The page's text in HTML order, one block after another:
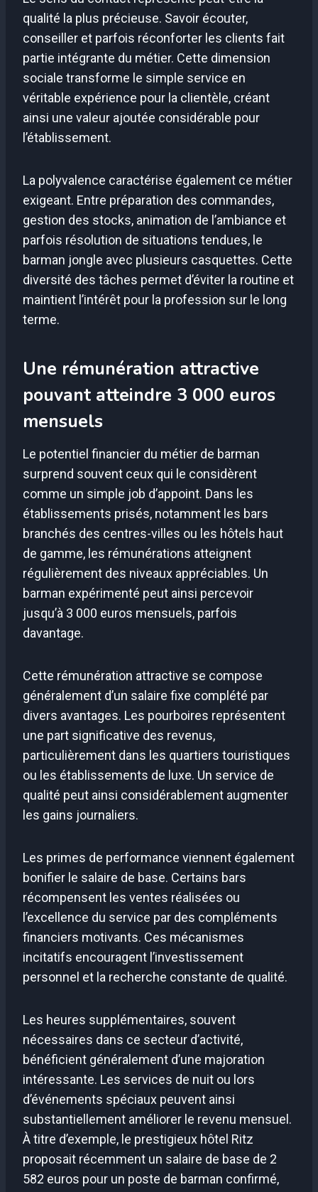
qualité la plus précieuse. Savoir écouter,
conseiller et parfois réconforter les clients fait
partie intégrante du métier. Cette dimension
sociale transforme le simple service en
véritable expérience pour la clientèle, créant
ainsi une valeur ajoutée considérable pour
l’établissement.
La polyvalence caractérise également ce métier
exigeant. Entre préparation des commandes,
gestion des stocks, animation de l’ambiance et
parfois résolution de situations tendues, le
barman jongle avec plusieurs casquettes. Cette
diversité des tâches permet d’éviter la routine et
maintient l’intérêt pour la profession sur le long
terme.
Une rémunération attractive
pouvant atteindre 3 000 euros
mensuels
Le potentiel financier du métier de barman
surprend souvent ceux qui le considèrent
comme un simple job d’appoint. Dans les
établissements prisés, notamment les bars
branchés des centres-villes ou les hôtels haut
de gamme, les rémunérations atteignent
régulièrement des niveaux appréciables. Un
barman expérimenté peut ainsi percevoir
jusqu’à 3 000 euros mensuels, parfois
davantage.
Cette rémunération attractive se compose
généralement d’un salaire fixe complété par
divers avantages. Les pourboires représentent
une part significative des revenus,
particulièrement dans les quartiers touristiques
ou les établissements de luxe. Un service de
qualité peut ainsi considérablement augmenter
les gains journaliers.
Les primes de performance viennent également
bonifier le salaire de base. Certains bars
récompensent les ventes réalisées ou
l’excellence du service par des compléments
financiers motivants. Ces mécanismes
incitatifs encouragent l’investissement
personnel et la recherche constante de qualité.
Les heures supplémentaires, souvent
nécessaires dans ce secteur d’activité,
bénéficient généralement d’une majoration
intéressante. Les services de nuit ou lors
d’événements spéciaux peuvent ainsi
substantiellement améliorer le revenu mensuel.
À titre d’exemple, le prestigieux hôtel Ritz
proposait récemment un salaire de base de 2
582 euros pour un poste de barman confirmé,